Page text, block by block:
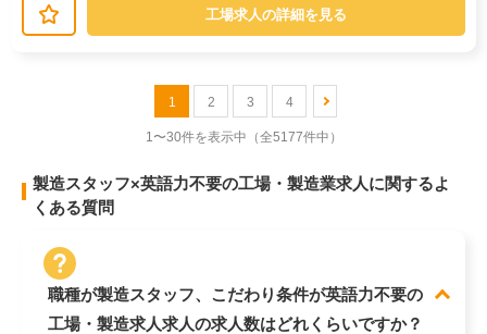
工場求人の詳細を見る
1 2 3 4
1〜30件を表示中 （全5177件中）
製造スタッフ×英語力不要の工場・製造業求人に関するよ
くある質問
職種が製造スタッフ、こだわり条件が英語力不要の
工場・製造求人求人の求人数はどれくらいですか？